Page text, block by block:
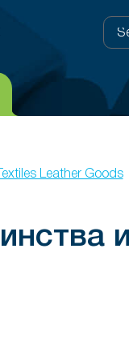
Leather Goods